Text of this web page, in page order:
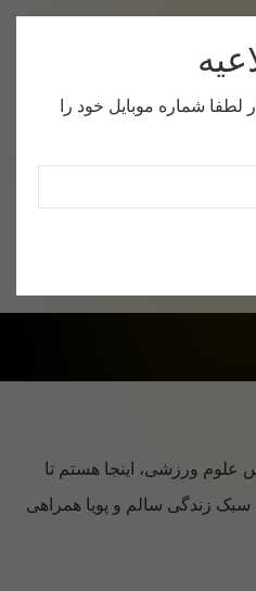
ورزشی، اینجا هستم تا
سبک زندگی سالم و پویا همراهی
لطفا شماره موبایل خود را